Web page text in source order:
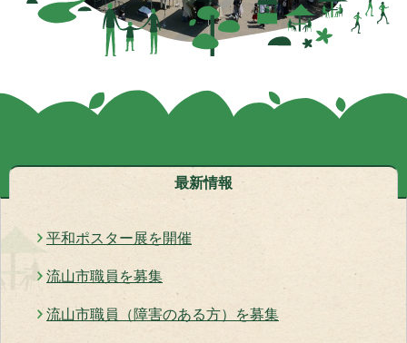
最新情報
平和ポスター展を開催
流山市職員を募集
流山市職員（障害のある方）を募集